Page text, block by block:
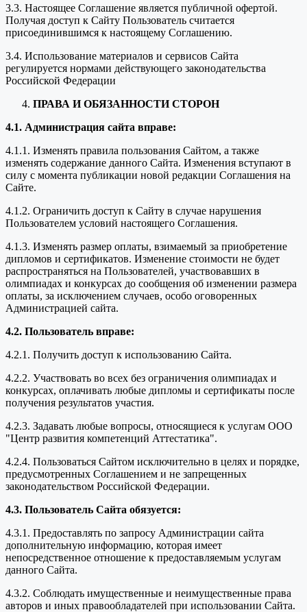
3.3. Настоящее Соглашение является публичной офертой.
Получая доступ к Сайту Пользователь считается
присоединившимся к настоящему Соглашению.
3.4. Использование материалов и сервисов Сайта
регулируется нормами действующего законодательства
Российской Федерации
ПРАВА И ОБЯЗАННОСТИ СТОРОН
4.1. Администрация сайта вправе:
4.1.1. Изменять правила пользования Сайтом, а также
изменять содержание данного Сайта. Изменения вступают в
силу с момента публикации новой редакции Соглашения на
Сайте.
4.1.2. Ограничить доступ к Сайту в случае нарушения
Пользователем условий настоящего Соглашения.
4.1.3. Изменять размер оплаты, взимаемый за приобретение
дипломов и сертификатов. Изменение стоимости не будет
распространяться на Пользователей, участвовавших в
олимпиадах и конкурсах до сообщения об изменении размера
оплаты, за исключением случаев, особо оговоренных
Администрацией сайта.
4.2. Пользователь вправе:
4.2.1. Получить доступ к использованию Сайта.
4.2.2. Участвовать во всех без ограничения олимпиадах и
конкурсах, оплачивать любые дипломы и сертификаты после
получения результатов участия.
4.2.3. Задавать любые вопросы, относящиеся к услугам ООО
"Центр развития компетенций Аттестатика".
4.2.4. Пользоваться Сайтом исключительно в целях и порядке,
предусмотренных Соглашением и не запрещенных
законодательством Российской Федерации.
4.3. Пользователь Сайта обязуется:
4.3.1. Предоставлять по запросу Администрации сайта
дополнительную информацию, которая имеет
непосредственное отношение к предоставляемым услугам
данного Сайта.
4.3.2. Соблюдать имущественные и неимущественные права
авторов и иных правообладателей при использовании Сайта.